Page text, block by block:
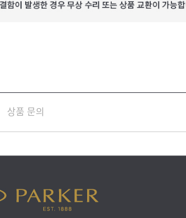
상품 문의